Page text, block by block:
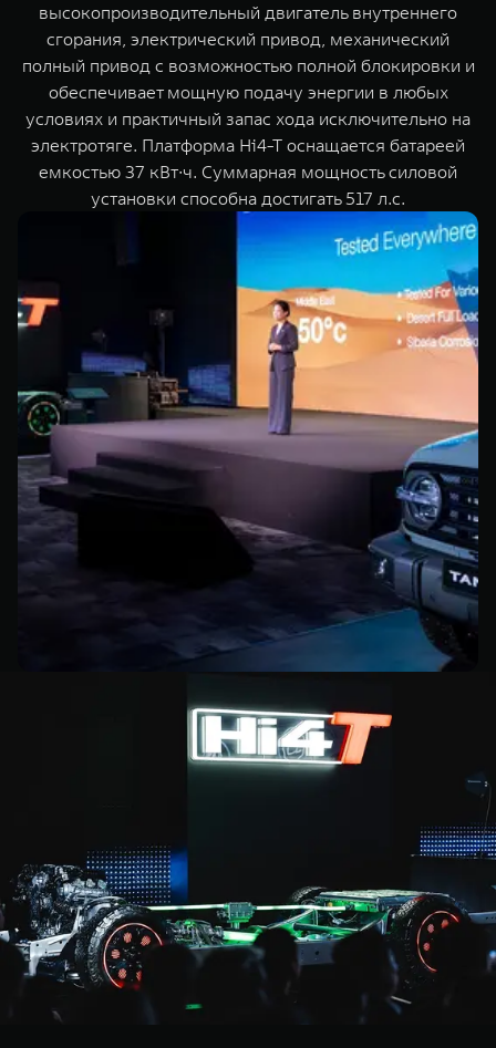
высокопроизводительный двигатель внутреннего
сгорания, электрический привод, механический
полный привод с возможностью полной блокировки и
обеспечивает мощную подачу энергии в любых
условиях и практичный запас хода исключительно на
электротяге. Платформа Hi4-T оснащается батареей
емкостью 37 кВт∙ч. Суммарная мощность силовой
установки способна достигать 517 л.с.